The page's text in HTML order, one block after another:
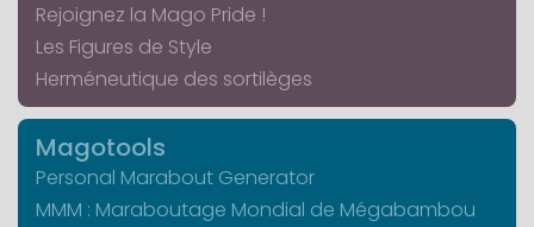
Rejoignez la Mago Pride !
Les Figures de Style
Herméneutique des sortilèges
Magotools
Personal Marabout Generator
MMM : Maraboutage Mondial de Mégabambou